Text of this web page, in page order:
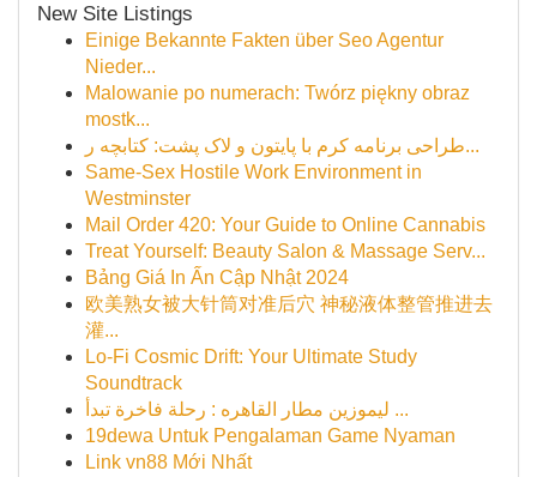
New Site Listings
Einige Bekannte Fakten über Seo Agentur
Nieder...
Malowanie po numerach: Twórz piękny obraz
mostk...
طراحی برنامه کرم با پایتون و لاک پشت: کتابچه ر...
Same-Sex Hostile Work Environment in
Westminster
Mail Order 420: Your Guide to Online Cannabis
Treat Yourself: Beauty Salon & Massage Serv...
Bảng Giá In Ấn Cập Nhật 2024
欧美熟女被大针筒对准后穴 神秘液体整管推进去
灌...
Lo-Fi Cosmic Drift: Your Ultimate Study
Soundtrack
ليموزين مطار القاهره : رحلة فاخرة تبدأ ...
19dewa Untuk Pengalaman Game Nyaman
Link vn88 Mới Nhất